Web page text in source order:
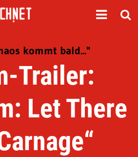
kommt bald..."
Trailer:
Let There